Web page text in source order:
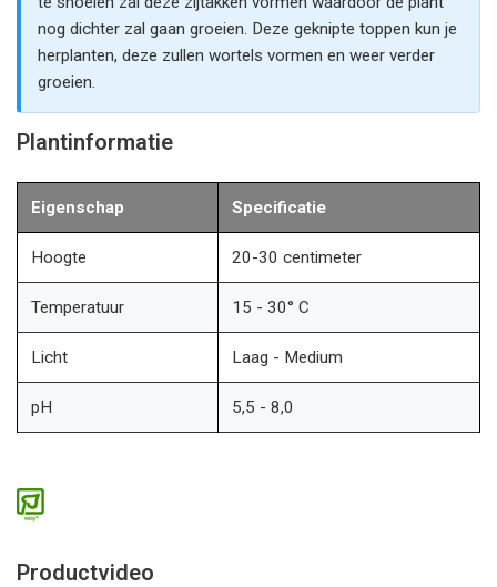
nog dichter zal gaan groeien. Deze geknipte toppen kun je
herplanten, deze zullen wortels vormen en weer verder
groeien.
Plantinformatie
Eigenschap Specificatie
Hoogte 20-30 centimeter
Temperatuur 15 - 30° C
Licht Laag - Medium
pH 5,5 - 8,0
Productvideo